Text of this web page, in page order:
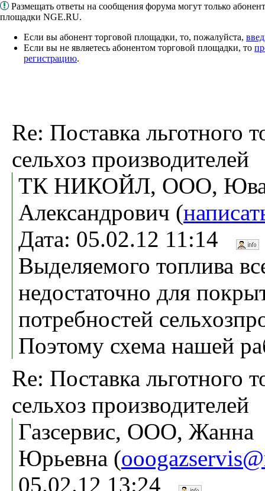
Размещать ответы на сообщения форума могут только
площадки NGE.RU.
Если вы абонент торговой площадки, то, пожалуйста,
Если вы не являетесь абонентом торговой площадки, то
регистрацию.
Re: Поставка льготного
сельхоз производителей
ТК НИКОЙЛ, ООО,
Александрович (
Дата: 05.02.12 11:14
Выделяемого топлива
недостаточно для
потребностей
Поэтому схема нашей
Re: Поставка льготного
сельхоз производителей
Газсервис, ООО, Жанна
Юрьевна (
05.02.12 13:24